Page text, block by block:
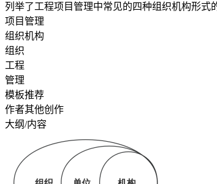
列举了工程项目管理中常见的四种组织机构形式
项目管理
组织机构
组织
工程
管理
模板推荐
作者其他创作
大纲/内容